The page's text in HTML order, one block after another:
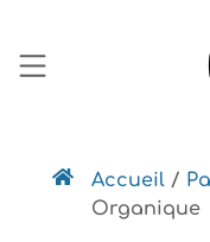
Accueil/
Organique